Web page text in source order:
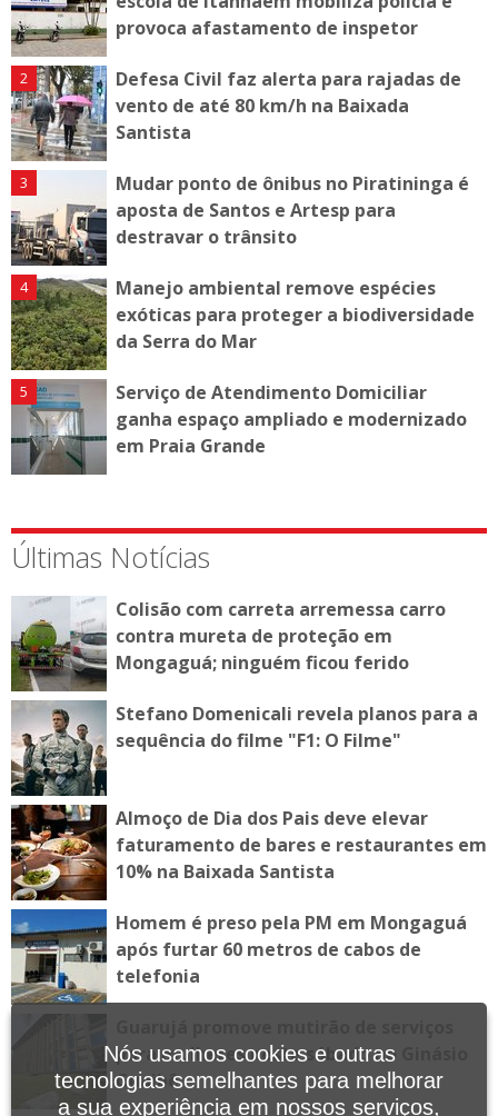
provoca afastamento de inspetor
Defesa Civil faz alerta para rajadas de
vento de até 80 km/h na Baixada
Santista
Mudar ponto de ônibus no Piratininga é
aposta de Santos e Artesp para
destravar o trânsito
Manejo ambiental remove espécies
exóticas para proteger a biodiversidade
da Serra do Mar
Serviço de Atendimento Domiciliar
ganha espaço ampliado e modernizado
em Praia Grande
Últimas Notícias
Colisão com carreta arremessa carro
contra mureta de proteção em
Mongaguá; ninguém ficou ferido
Stefano Domenicali revela planos para a
sequência do filme "F1: O Filme"
Almoço de Dia dos Pais deve elevar
faturamento de bares e restaurantes em
10% na Baixada Santista
Homem é preso pela PM em Mongaguá
após furtar 60 metros de cabos de
telefonia
para mulheres neste sábado no Ginásio
Guaibê
Nós usamos cookies e outras
tecnologias semelhantes para melhorar
a sua experiência em nossos serviços,